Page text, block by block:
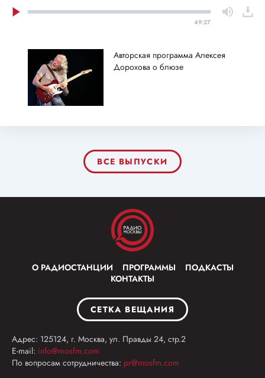
49:27
Авторская программа Алексея
Дорохова о блюзе
ВСЕ ВЫПУСКИ
О РАДИОСТАНЦИИ ПРОГРАММЫ
ПОДКАСТЫ
КОНТАКТЫ
СЕТКА ВЕЩАНИЯ
Адрес: 125124, г. Москва, ул. Правды 24, стр.2
E-mail: info@mosfm.com
По вопросам сотрудничества: pr@mosfm.com